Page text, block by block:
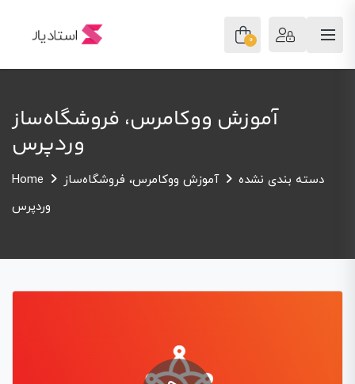
0
آموزش ووکامرس، فروشگاه‌ساز
وردپرس
Home دسته بندی نشده
آموزش ووکامرس، فروشگاه‌ساز
وردپرس